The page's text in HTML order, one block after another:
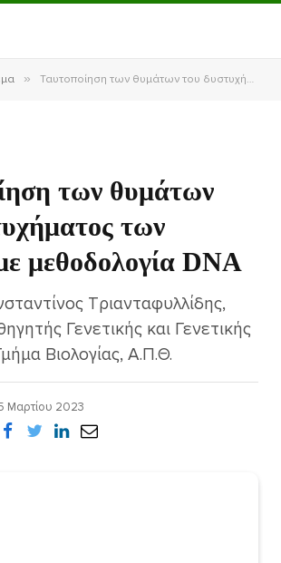
» Ταυτοποίηση των θυμάτων του δυστυχήματος των Τεμπών με μεθοδολογία DNA
των θυμάτων
των
μεθοδολογία DNA
Τριανταφυλλίδης,
Γενετικής και Γενετικής
Βιολογίας, Α.Π.Θ.
Μαρτίου 2023